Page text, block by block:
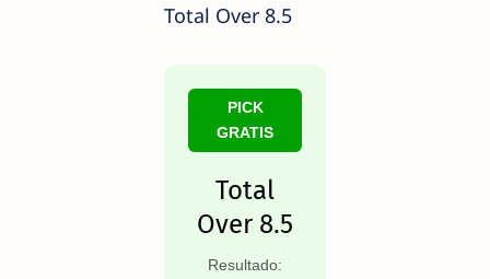
Total Over 8.5
PICK
GRATIS
Total
Over 8.5
Resultado: